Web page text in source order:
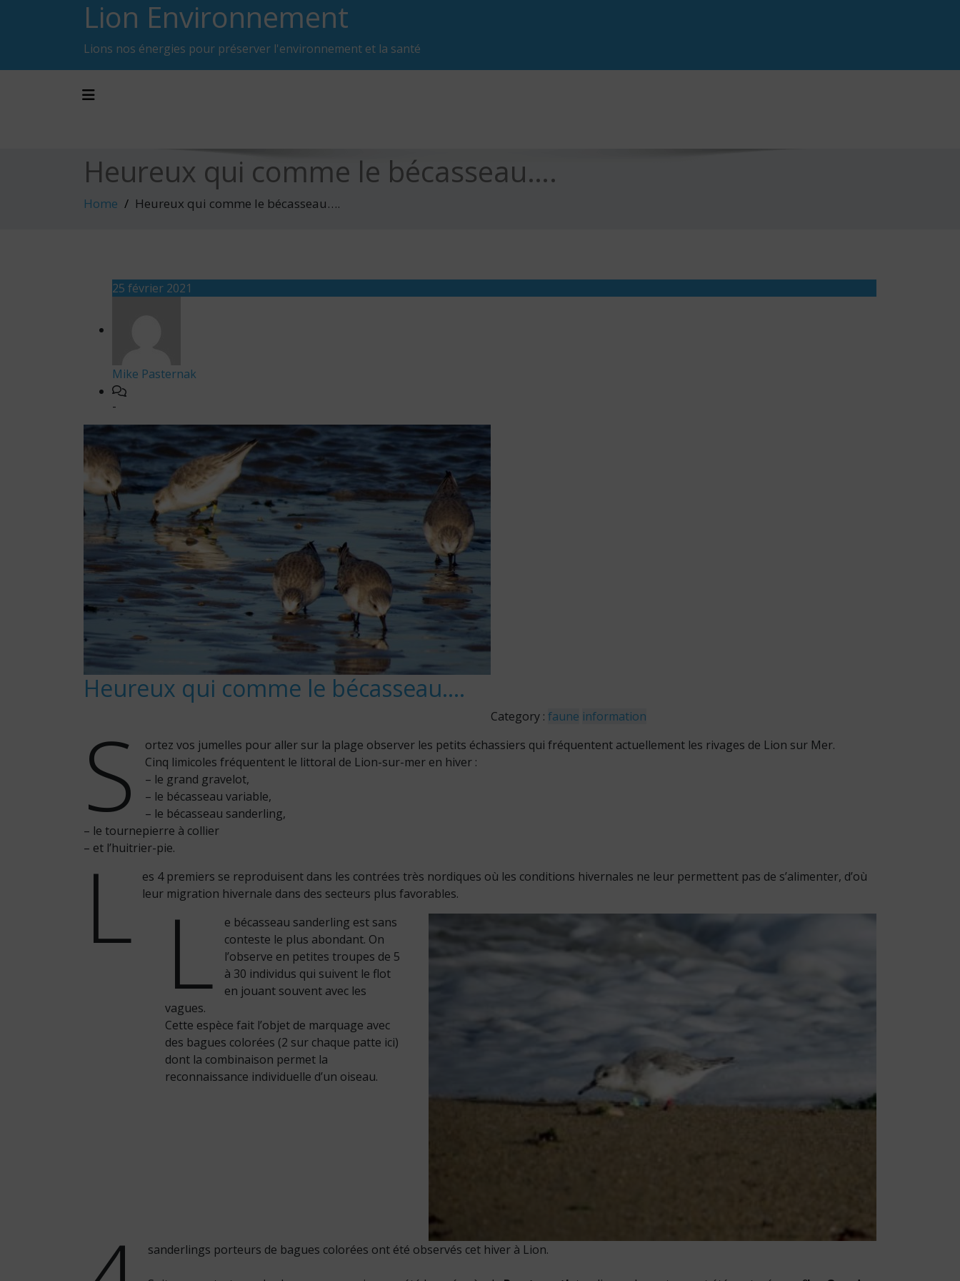
Lion Environnement
Lions nos énergies pour préserver l'environnement et la santé
Toggle navigation
Heureux qui comme le bécasseau….
Home Heureux qui comme le bécasseau….
25 février 2021
Mike Pasternak
-
Heureux qui comme le bécasseau….
Category : faune information
S
ortez vos jumelles pour aller sur la plage observer les petits échassiers qui fréquentent actuellement les rivages de Lion sur Mer.
Cinq limicoles fréquentent le littoral de Lion-sur-mer en hiver :
– le grand gravelot,
– le bécasseau variable,
– le bécasseau sanderling,
– le tournepierre à collier
– et l’huitrier-pie.
L
es 4 premiers se reproduisent dans les contrées très nordiques où les conditions hivernales ne leur permettent pas de s’alimenter, d’où
leur migration hivernale dans des secteurs plus favorables.
L
e bécasseau sanderling est sans
conteste le plus abondant. On
l’observe en petites troupes de 5
à 30 individus qui suivent le flot
en jouant souvent avec les
vagues.
Cette espèce fait l’objet de marquage avec
des bagues colorées (2 sur chaque patte ici)
dont la combinaison permet la
reconnaissance individuelle d’un oiseau.
sanderlings porteurs de bagues colorées ont été observés cet hiver à Lion.